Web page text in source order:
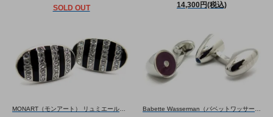
SOLD OUT 14,300円(税込)
MONART（モンアート） リュミエールスワロフスキーストライプカフス（カフスボタン/カフリンクス） - ブランド Babette Wasserman（バベットワッサーマン） ツインマグネットカフス（パープル）（カフスボタン/カフリンクス） - ブランド